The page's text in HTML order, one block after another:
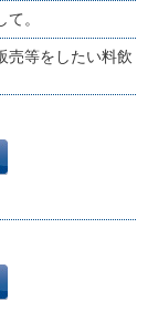
。
売等をしたい料飲